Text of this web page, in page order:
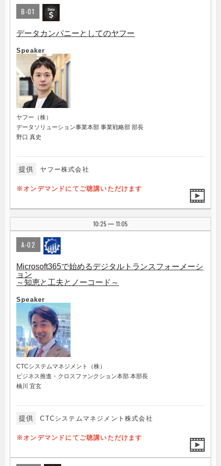
B-01
データカンパニーとしてのヤフー
Speaker
ヤフー（株）
データソリューション事業本部 事業戦略部 部長
野口 真史
提供 ヤフー株式会社
※オンデマンドにてご聴講いただけます
10:25 | 11:05
A-02
Microsoft365で始めるデジタルトランスフォーメーシ
ョン
～知恵と工夫とノーコード～
Speaker
CTCシステムマネジメント（株）
ビジネス推進・クロスファンクション本部 本部長
楠川 宜玄
提供 CTCシステムマネジメント株式会社
※オンデマンドにてご聴講いただけます